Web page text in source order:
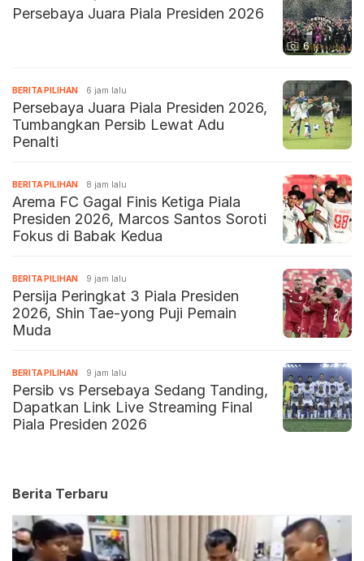
6
Persebaya Juara Piala Presiden 2026
BERITA PILIHAN 6 jam lalu
Persebaya Juara Piala Presiden 2026,
Tumbangkan Persib Lewat Adu
Penalti
BERITA PILIHAN 8 jam lalu
Arema FC Gagal Finis Ketiga Piala
Presiden 2026, Marcos Santos Soroti
Fokus di Babak Kedua
BERITA PILIHAN 9 jam lalu
Persija Peringkat 3 Piala Presiden
2026, Shin Tae-yong Puji Pemain
Muda
BERITA PILIHAN 9 jam lalu
Persib vs Persebaya Sedang Tanding,
Dapatkan Link Live Streaming Final
Piala Presiden 2026
Berita Terbaru